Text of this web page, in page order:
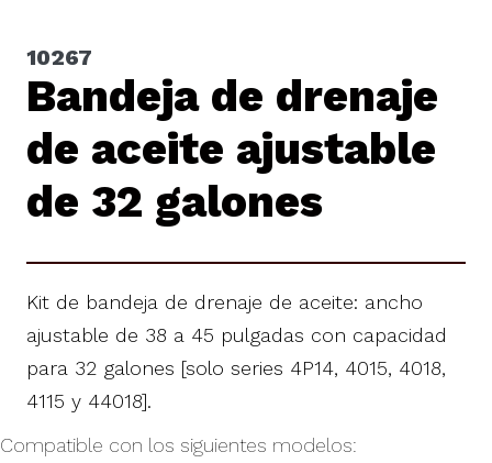
10267
Bandeja de drenaje
de aceite ajustable
de 32 galones
Kit de bandeja de drenaje de aceite: ancho
ajustable de 38 a 45 pulgadas con capacidad
para 32 galones [solo series 4P14, 4015, 4018,
4115 y 44018].
Compatible con los siguientes modelos: